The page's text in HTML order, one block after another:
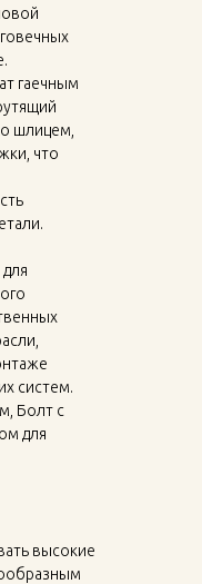
гаечным
шлицем,
что
систем.
Болт с
для
высокие